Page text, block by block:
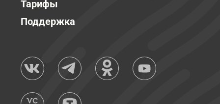
Тарифы
Поддержка